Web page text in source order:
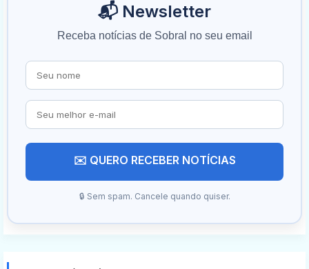
📬 Newsletter
Receba notícias de Sobral no seu email
✉️ QUERO RECEBER NOTÍCIAS
🔒 Sem spam. Cancele quando quiser.